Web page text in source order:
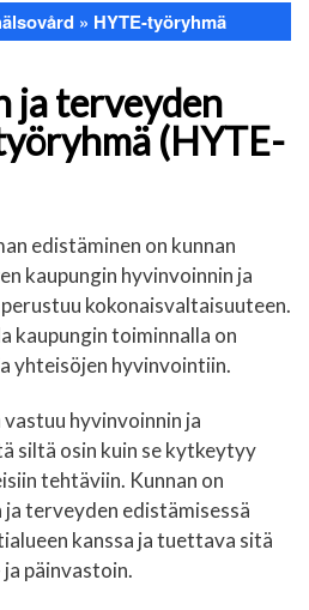
HYTE-työryhmä
ja terveyden
(HYTE-
edistäminen on kunnan
kaupungin hyvinvoinnin ja
kokonaisvaltaisuuteen.
kaupungin toiminnalla on
yhteisöjen hyvinvointiin.
vastuu hyvinvoinnin ja
siltä osin kuin se kytkeytyy
tehtäviin. Kunnan on
terveyden edistämisessä
kanssa ja tuettava sitä
päinvastoin.